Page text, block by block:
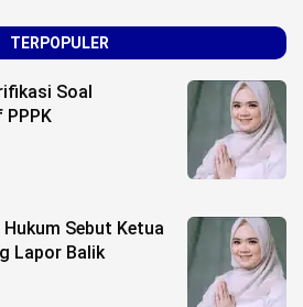
TERPOPULER
Soal
PPPK
Sebut Ketua
Lapor Balik